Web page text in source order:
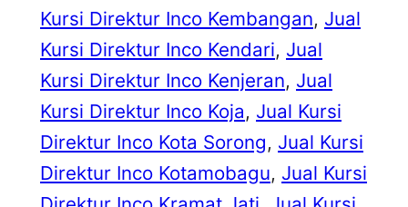
Kursi Direktur Inco Kembangan, Jual
Kursi Direktur Inco Kendari, Jual
Kursi Direktur Inco Kenjeran, Jual
Kursi Direktur Inco Koja, Jual Kursi
Direktur Inco Kota Sorong, Jual Kursi
Direktur Inco Kotamobagu, Jual Kursi